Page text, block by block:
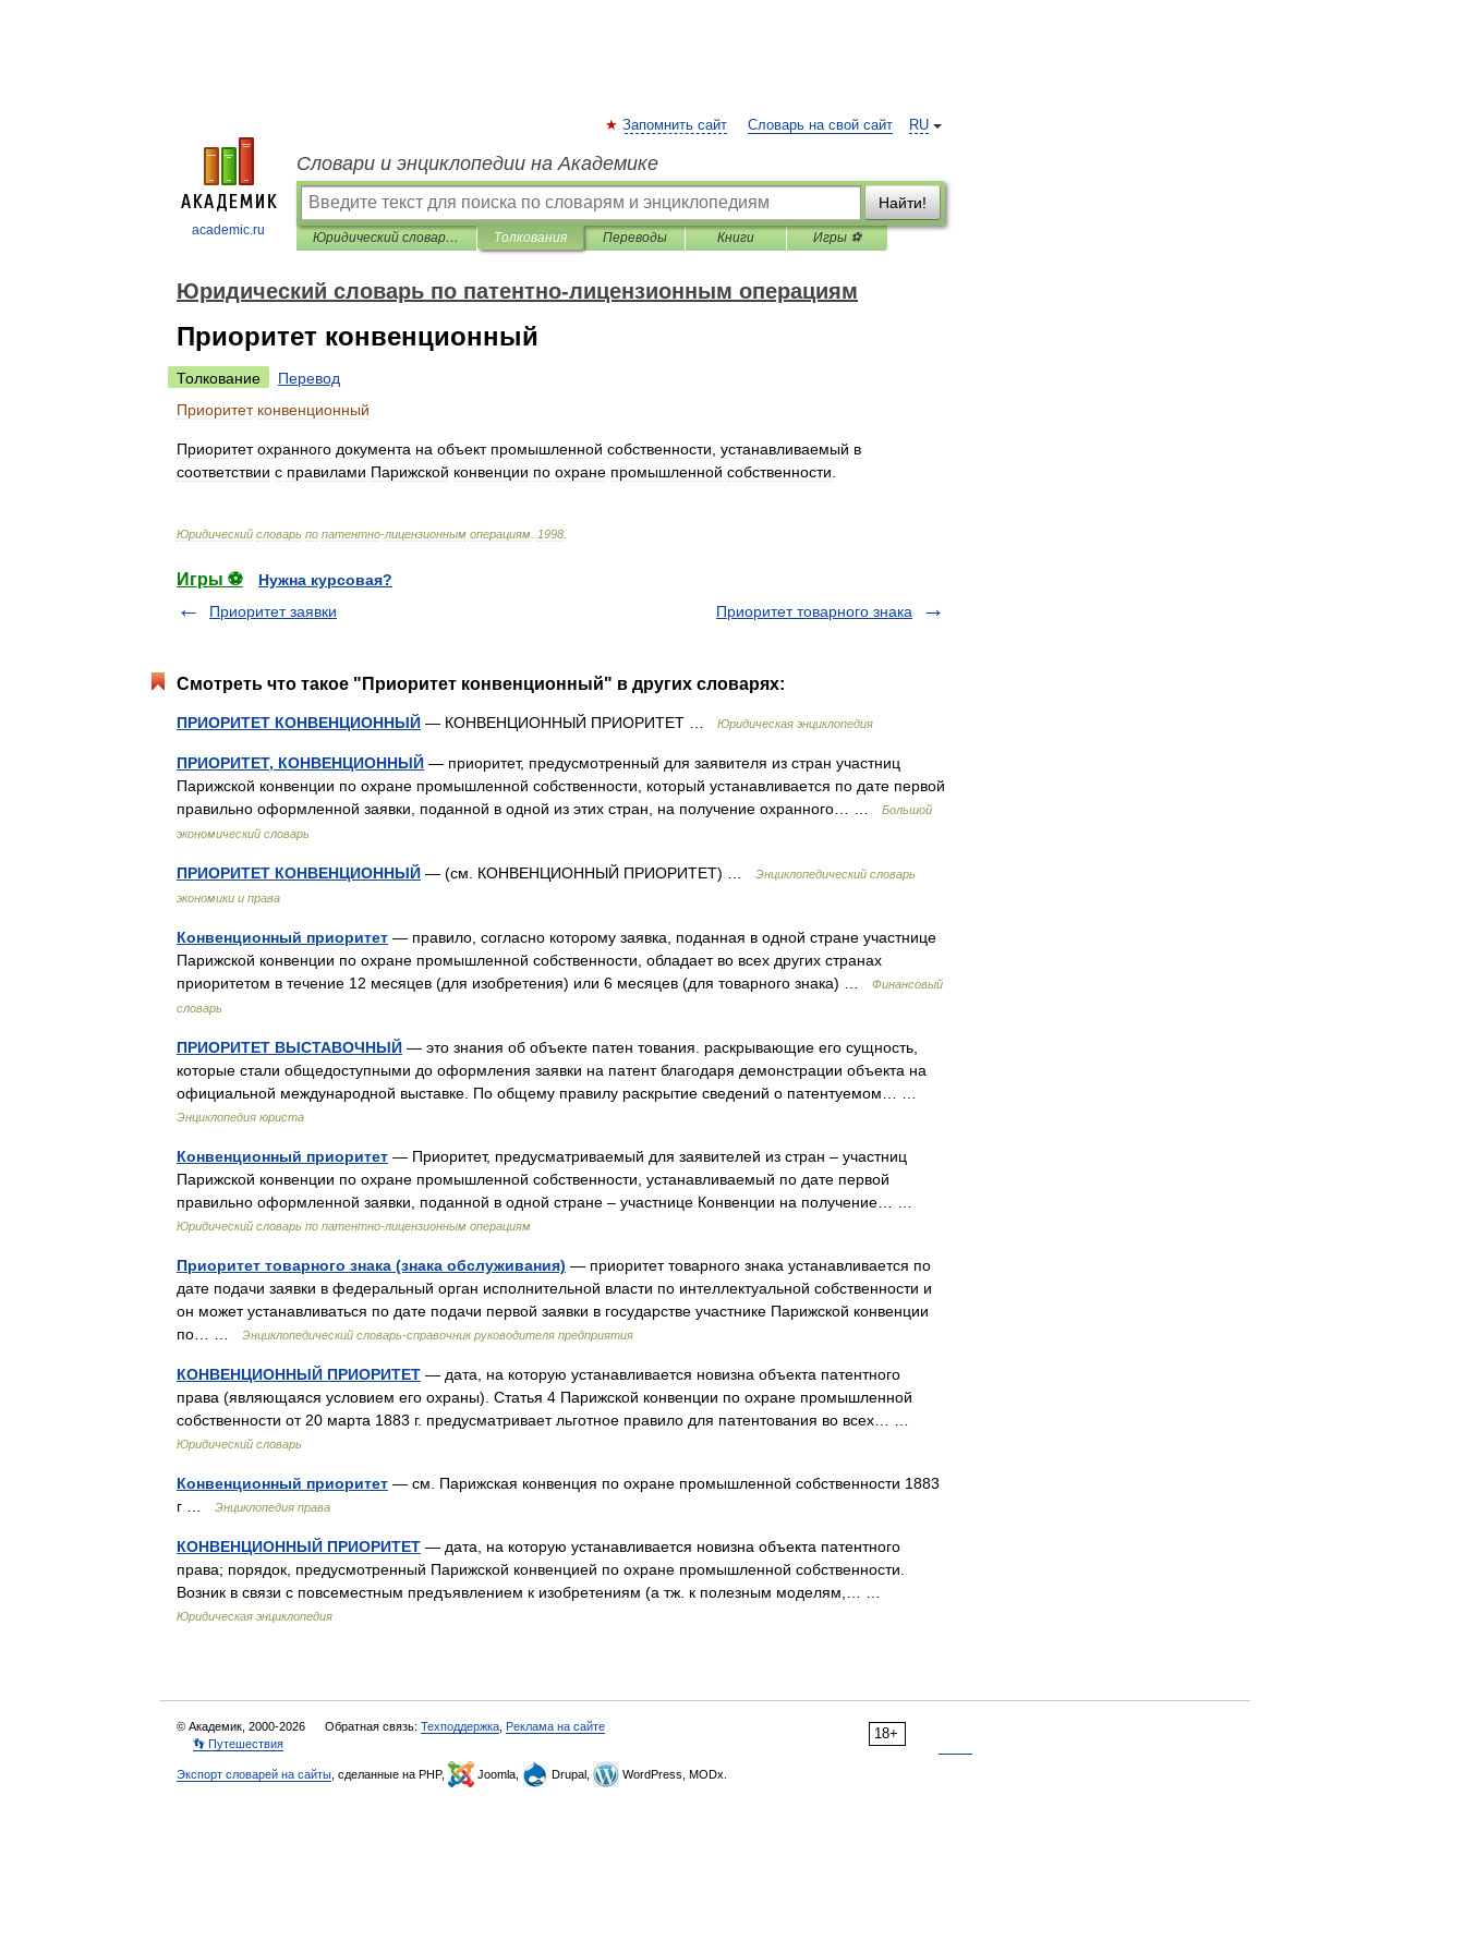
academic.ru
RU
Запомнить сайт Словарь на свой сайт
Словари и энциклопедии на Академике
Найти!
Юридический словарь по патентно-лицензионным операциям Толкования Переводы Книги Игры ⚽
Юридический словарь по патентно-лицензионным операциям
Приоритет конвенционный
Толкование
Перевод
Приоритет конвенционный
Приоритет охранного документа на объект промышленной собственности устанавливаемый в
соответствии с правилами Парижской конвенции по охране промышленной собственности
Юридический словарь по патентно-лицензионным операциям 1998
Игры ⚽
Нужна курсовая?
Приоритет заявки
Приоритет товарного знака
Смотреть что такое "Приоритет конвенционный" в других словарях:
ПРИОРИТЕТ КОНВЕНЦИОННЫЙ — КОНВЕНЦИОННЫЙ ПРИОРИТЕТ … Юридическая энциклопедия
ПРИОРИТЕТ, КОНВЕНЦИОННЫЙ — приоритет, предусмотренный для заявителя из стран участниц
Парижской конвенции по охране промышленной собственности, который устанавливается по дате первой
правильно оформленной заявки, поданной в одной из этих стран, на получение охранного… …
Большой
экономический словарь
ПРИОРИТЕТ КОНВЕНЦИОННЫЙ — (см. КОНВЕНЦИОННЫЙ ПРИОРИТЕТ) …
Энциклопедический словарь
экономики и права
Конвенционный приоритет — правило, согласно которому заявка, поданная в одной стране участнице
Парижской конвенции по охране промышленной собственности, обладает во всех других странах
приоритетом в течение 12 месяцев (для изобретения) или 6 месяцев (для товарного знака) …
Финансовый
словарь
ПРИОРИТЕТ ВЫСТАВОЧНЫЙ — это знания об объекте патен тования. раскрывающие его сущность,
которые стали общедоступными до оформления заявки на патент благодаря демонстрации объекта на
официальной международной выставке. По общему правилу раскрытие сведений о патентуемом… …
Энциклопедия юриста
Конвенционный приоритет — Приоритет, предусматриваемый для заявителей из стран – участниц
Парижской конвенции по охране промышленной собственности, устанавливаемый по дате первой
правильно оформленной заявки, поданной в одной стране – участнице Конвенции на получение… …
Юридический словарь по патентно-лицензионным операциям
Приоритет товарного знака (знака обслуживания) — приоритет товарного знака устанавливается по
дате подачи заявки в федеральный орган исполнительной власти по интеллектуальной собственности и
он может устанавливаться по дате подачи первой заявки в государстве участнике Парижской конвенции
по… …
Энциклопедический словарь-справочник руководителя предприятия
КОНВЕНЦИОННЫЙ ПРИОРИТЕТ — дата, на которую устанавливается новизна объекта патентного
права (являющаяся условием его охраны). Статья 4 Парижской конвенции по охране промышленной
собственности от 20 марта 1883 г. предусматривает льготное правило для патентования во всех… …
Юридический словарь
Конвенционный приоритет — см. Парижская конвенция по охране промышленной собственности 1883
г …
Энциклопедия права
КОНВЕНЦИОННЫЙ ПРИОРИТЕТ — дата, на которую устанавливается новизна объекта патентного
права; порядок, предусмотренный Парижской конвенцией по охране промышленной собственности.
Возник в связи с повсеместным предъявлением к изобретениям (а тж. к полезным моделям,… …
Юридическая энциклопедия
18+
© Академик, 2000-2026 Обратная связь: Техподдержка Реклама на сайте
👣 Путешествия
Экспорт словарей на сайты , сделанные на PHP, Joomla, Drupal, WordPress, MODx.